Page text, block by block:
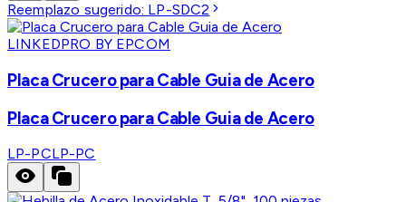
Reemplazo sugerido: LP-SDC2
LINKEDPRO BY EPCOM
Placa Crucero para Cable Guia de Acero
Placa Crucero para Cable Guia de Acero
LP-PCLP-PC